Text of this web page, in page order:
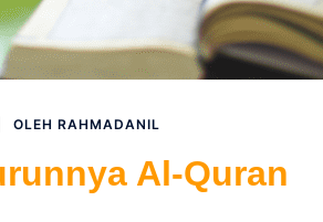
OLEH RAHMADANIL
Al-Quran